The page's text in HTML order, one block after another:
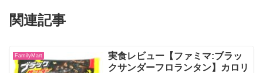
関連記事
FamilyMart
実食レビュー【ファミマ:ブラッ
クサンダーフロランタン】カロリ